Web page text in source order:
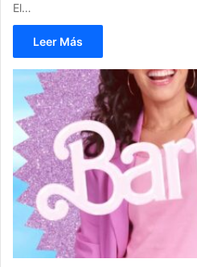
El…
Leer Más